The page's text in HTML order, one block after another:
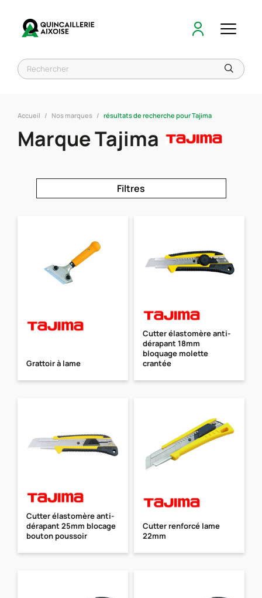
Accueil Nos marques résultats de recherche pour Tajima
Marque Tajima
Filtres
Grattoir à lame
Cutter élastomère anti-
dérapant 18mm
bloquage molette
crantée
Cutter élastomère anti-
dérapant 25mm blocage
bouton poussoir
Cutter renforcé lame
22mm